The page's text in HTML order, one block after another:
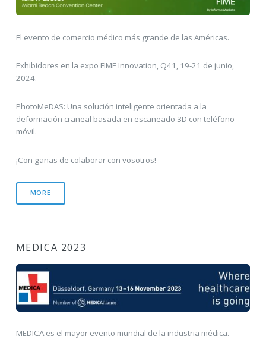
El evento de comercio médico más grande de las Américas.
Exhibidores en la expo FIME Innovation, Q41, 19-21 de junio,
2024.
PhotoMeDAS: Una solución inteligente orientada a la
deformación craneal basada en escaneado 3D con teléfono
móvil.
¡Con ganas de colaborar con vosotros!
MORE
MEDICA 2023
MEDICA es el mayor evento mundial de la industria médica.